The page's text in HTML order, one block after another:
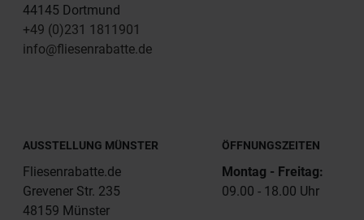
44145 Dortmund
+49 (0)231 1811901
info@fliesenrabatte.de
AUSSTELLUNG MÜNSTER
Fliesenrabatte.de
Grevener Str. 235
48159 Münster
ÖFFNUNGSZEITEN
Montag - Freitag:
09.00 - 18.00 Uhr